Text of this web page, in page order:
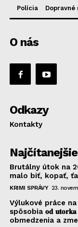
Polícia Dopravné
O nás
Odkazy
Kontakty
Najčítanejšie
Brutálny útok na
malo biť, kopať,
KRIMI SPRÁVY 23.
Výlukové práce na
spôsobia 𝐨𝐝 𝐮𝐭𝐨𝐫𝐤𝐚
obmedzenia a